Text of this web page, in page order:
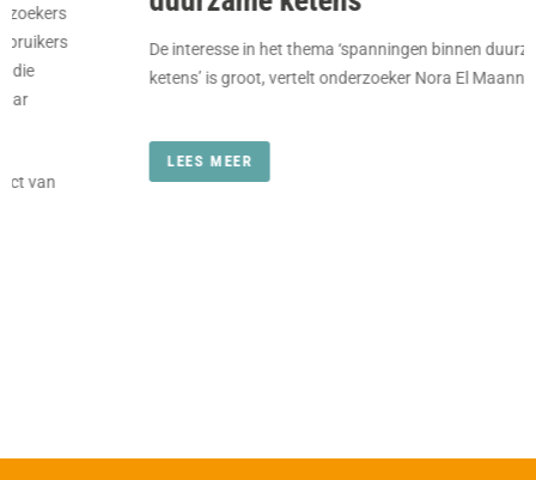
De interesse in het thema ‘spanningen binnen duurzame
ketens’ is groot, vertelt onderzoeker Nora El Maanni….